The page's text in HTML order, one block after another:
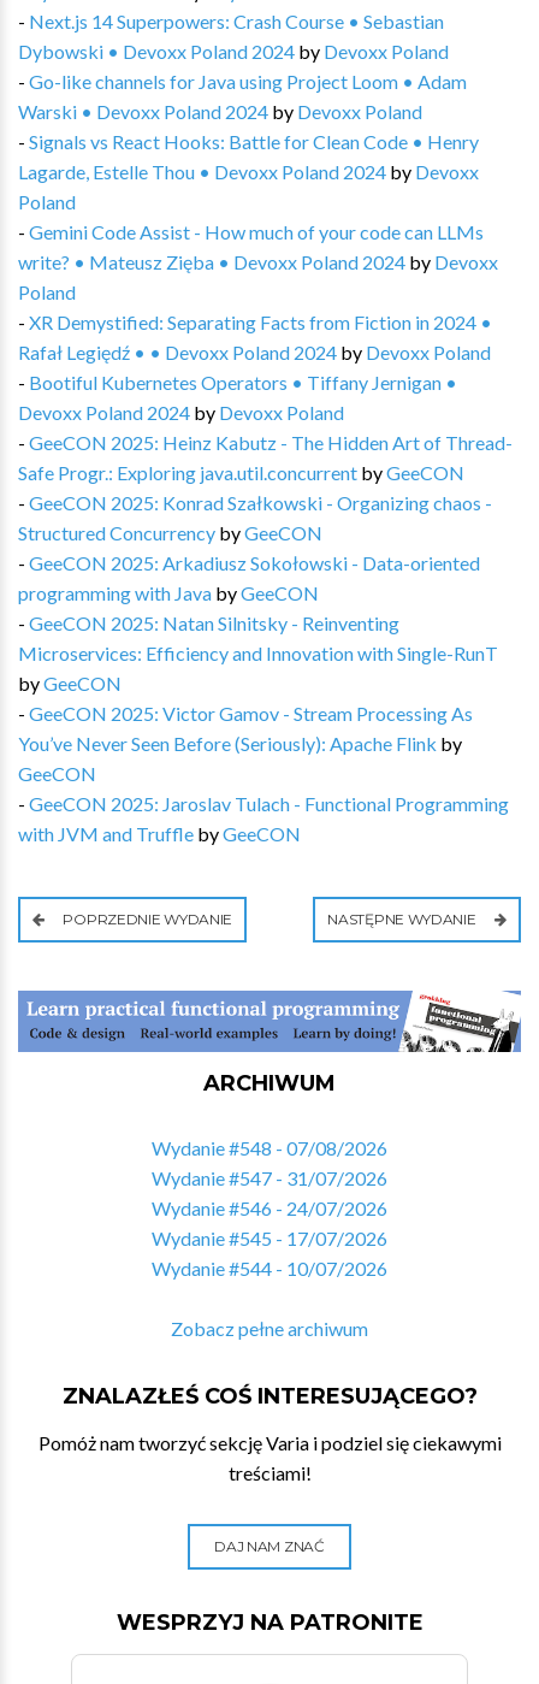
- Next.js 14 Superpowers: Crash Course • Sebastian
Dybowski • Devoxx Poland 2024 by Devoxx Poland
- Go-like channels for Java using Project Loom • Adam
Warski • Devoxx Poland 2024 by Devoxx Poland
- Signals vs React Hooks: Battle for Clean Code • Henry
Lagarde, Estelle Thou • Devoxx Poland 2024 by Devoxx
Poland
- Gemini Code Assist - How much of your code can LLMs
write? • Mateusz Zięba • Devoxx Poland 2024 by Devoxx
Poland
- XR Demystified: Separating Facts from Fiction in 2024 •
Rafał Legiędź • • Devoxx Poland 2024 by Devoxx Poland
- Bootiful Kubernetes Operators • Tiffany Jernigan •
Devoxx Poland 2024 by Devoxx Poland
- GeeCON 2025: Heinz Kabutz - The Hidden Art of Thread-
Safe Progr.: Exploring java.util.concurrent byGeeCON
- GeeCON 2025: Konrad Szałkowski - Organizing chaos -
Structured Concurrency byGeeCON
- GeeCON 2025: Arkadiusz Sokołowski - Data-oriented
programming with Java byGeeCON
- GeeCON 2025: Natan Silnitsky - Reinventing
Microservices: Efficiency and Innovation with Single-RunT
byGeeCON
- GeeCON 2025: Victor Gamov - Stream Processing As
You’ve Never Seen Before (Seriously): Apache Flink by
GeeCON
- GeeCON 2025: Jaroslav Tulach - Functional Programming
with JVM and Truffle byGeeCON
POPRZEDNIE WYDANIE NASTĘPNE WYDANIE
ARCHIWUM
Wydanie #548 - 07/08/2026
Wydanie #547 - 31/07/2026
Wydanie #546 - 24/07/2026
Wydanie #545 - 17/07/2026
Wydanie #544 - 10/07/2026
Zobacz pełne archiwum
ZNALAZŁEŚ COŚ INTERESUJĄCEGO?
Pomóż nam tworzyć sekcję Varia i podziel się ciekawymi
treściami!
DAJ NAM ZNAĆ
WESPRZYJ NA PATRONITE